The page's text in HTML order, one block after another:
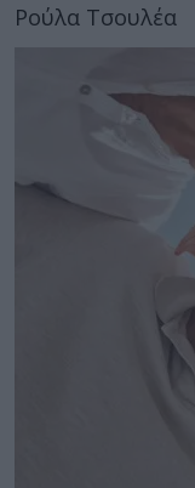
Ρούλα Τσουλέα